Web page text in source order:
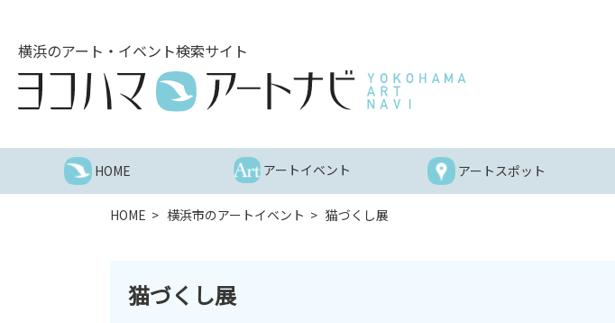
横浜のアート・イベント検索サイト
HOME アートイベント アートスポット
HOME 横浜市のアートイベント 猫づくし展
猫づくし展